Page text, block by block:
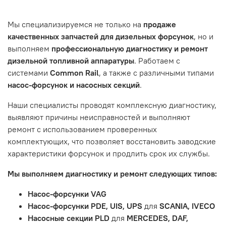
неисправности, вызванные нарушением правил
обслуживания или эксплуатации автомобиля. Если у вас
возникнут проблемы с отремонтированной системой,
мы обязательно разберемся в ситуации и предложим
решение. Однако если проблема вызвана одним из
перечисленных выше факторов, мы не сможем
Гарантия не распространяется на следующие случаи:
Истек гарантийный срок.
Товар является расходным материалом, который
тормозные колодки, диски сцепления, свечи зажигания
Неисправности вызваны ДТП, неправильной установкой
или чрезмерным износом.
Мы специализируемся не только на продаже
качественных запчастей для дизельных форсунок, но и
выполняем профессиональную диагностику и ремонт
дизельной топливной аппаратуры. Работаем с
системами Common Rail, а также с различными типами
насос-форсунок и насосных секций.
Наши специалисты проводят комплексную диагностику,
выявляют причины неисправностей и выполняют
ремонт с использованием проверенных
комплектующих, что позволяет восстановить заводские
характеристики форсунок и продлить срок их службы.
Мы выполняем диагностику и ремонт следующих типов:
Насос-форсунки VAG
Насос-форсунки PDE, UIS, UPS для SCANIA, IVECO
Насосные секции PLD для MERCEDES, DAF,